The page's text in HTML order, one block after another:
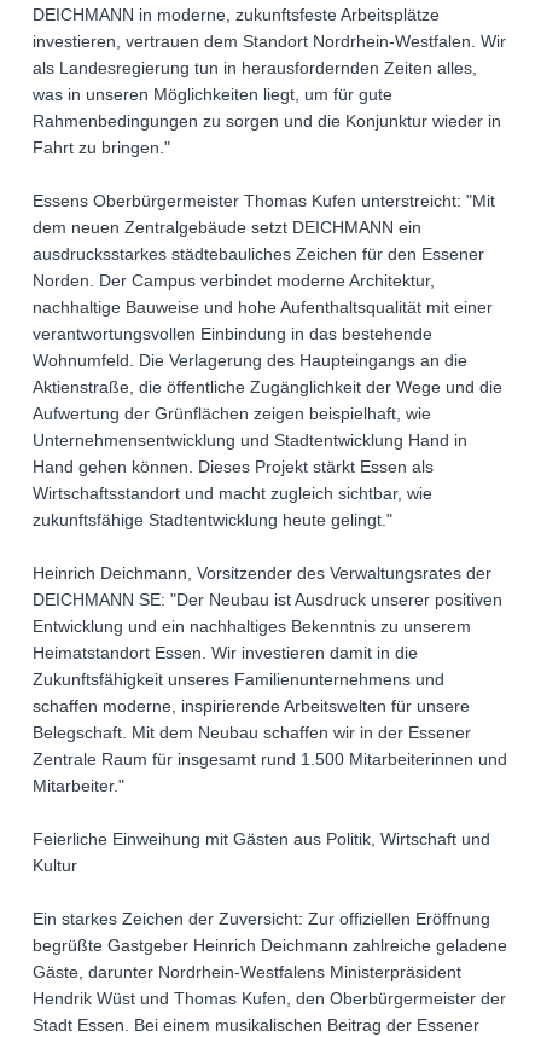
DEICHMANN in moderne, zukunftsfeste Arbeitsplätze
investieren, vertrauen dem Standort Nordrhein-Westfalen. Wir
als Landesregierung tun in herausfordernden Zeiten alles,
was in unseren Möglichkeiten liegt, um für gute
Rahmenbedingungen zu sorgen und die Konjunktur wieder in
Fahrt zu bringen."
Essens Oberbürgermeister Thomas Kufen unterstreicht: "Mit
dem neuen Zentralgebäude setzt DEICHMANN ein
ausdrucksstarkes städtebauliches Zeichen für den Essener
Norden. Der Campus verbindet moderne Architektur,
nachhaltige Bauweise und hohe Aufenthaltsqualität mit einer
verantwortungsvollen Einbindung in das bestehende
Wohnumfeld. Die Verlagerung des Haupteingangs an die
Aktienstraße, die öffentliche Zugänglichkeit der Wege und die
Aufwertung der Grünflächen zeigen beispielhaft, wie
Unternehmensentwicklung und Stadtentwicklung Hand in
Hand gehen können. Dieses Projekt stärkt Essen als
Wirtschaftsstandort und macht zugleich sichtbar, wie
zukunftsfähige Stadtentwicklung heute gelingt."
Heinrich Deichmann, Vorsitzender des Verwaltungsrates der
DEICHMANN SE: "Der Neubau ist Ausdruck unserer positiven
Entwicklung und ein nachhaltiges Bekenntnis zu unserem
Heimatstandort Essen. Wir investieren damit in die
Zukunftsfähigkeit unseres Familienunternehmens und
schaffen moderne, inspirierende Arbeitswelten für unsere
Belegschaft. Mit dem Neubau schaffen wir in der Essener
Zentrale Raum für insgesamt rund 1.500 Mitarbeiterinnen und
Mitarbeiter."
Feierliche Einweihung mit Gästen aus Politik, Wirtschaft und
Kultur
Ein starkes Zeichen der Zuversicht: Zur offiziellen Eröffnung
begrüßte Gastgeber Heinrich Deichmann zahlreiche geladene
Gäste, darunter Nordrhein-Westfalens Ministerpräsident
Hendrik Wüst und Thomas Kufen, den Oberbürgermeister der
Stadt Essen. Bei einem musikalischen Beitrag der Essener